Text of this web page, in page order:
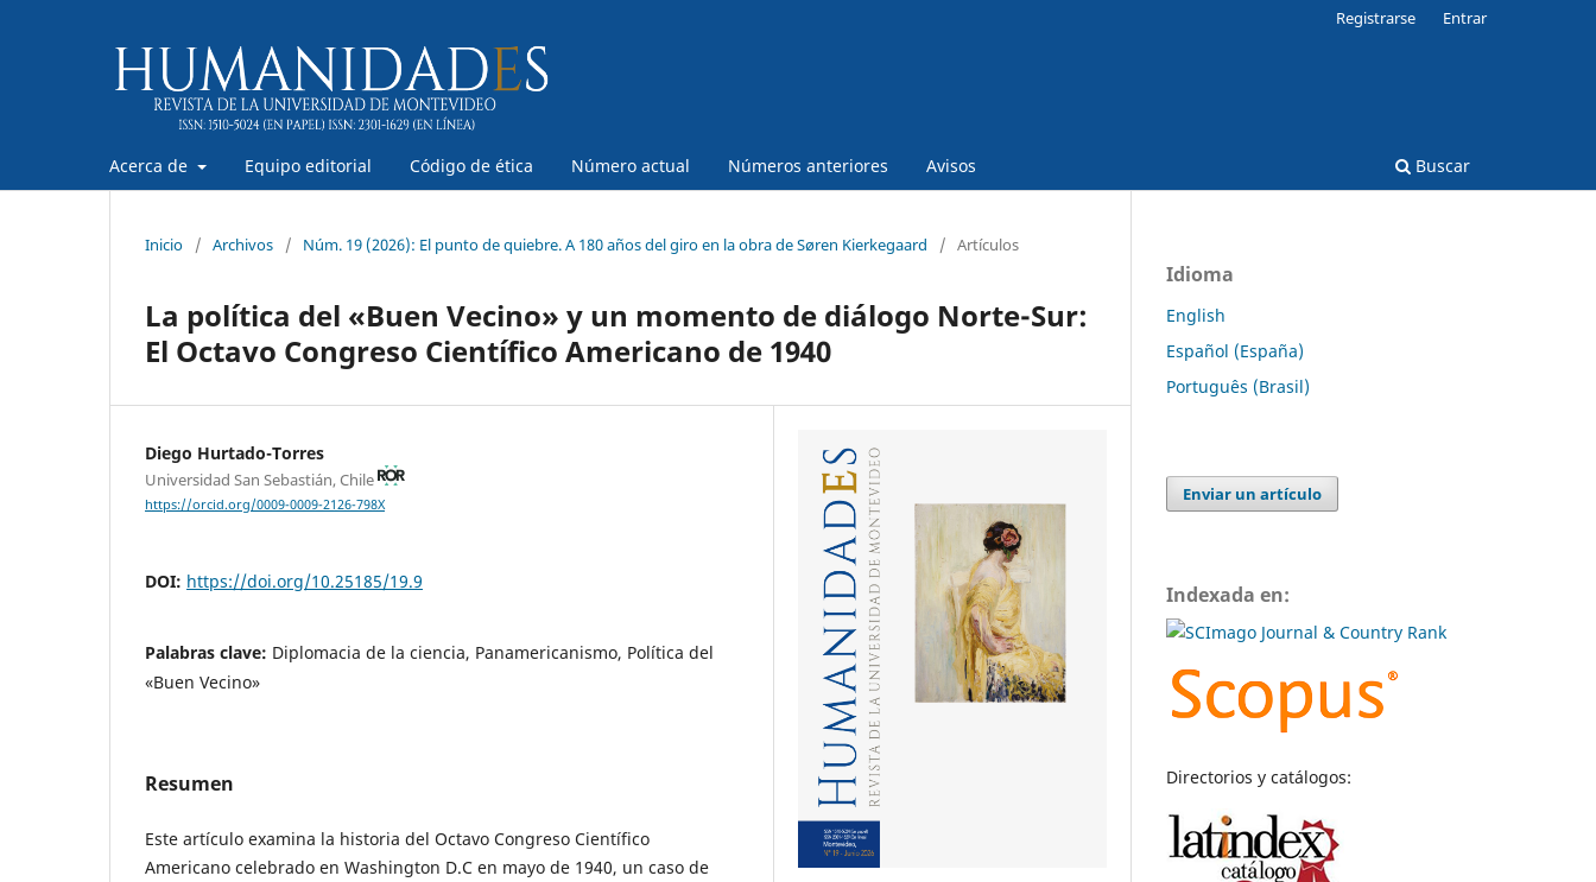
Acerca de Equipo editorial Código de ética Número actual Números anteriores Avisos Buscar
Registrarse Entrar
Inicio / Archivos / Núm. 19 (2026): El punto de quiebre. A 180 años del giro en la obra de Søren Kierkegaard / Artículos
La política del «Buen Vecino» y un momento de diálogo Norte-Sur:
El Octavo Congreso Científico Americano de 1940
Diego Hurtado-Torres
Universidad San Sebastián, Chile
https://orcid.org/0009-0009-2126-798X
DOI: https://doi.org/10.25185/19.9
Palabras clave: Diplomacia de la ciencia, Panamericanismo, Política del
«Buen Vecino»
Resumen
Este artículo examina la historia del Octavo Congreso Científico
Americano celebrado en Washington D.C en mayo de 1940, un caso de
Idioma
English
Español (España)
Português (Brasil)
Enviar un artículo
Indexada en:
Directorios y catálogos: